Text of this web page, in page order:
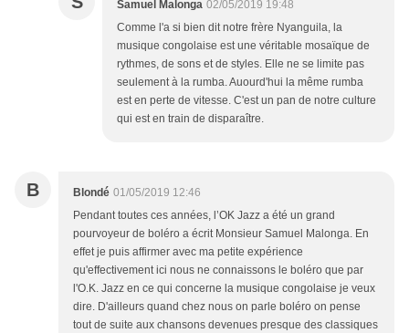
Samuel Malonga 02/05/2019 19:48
Comme l'a si bien dit notre frère Nyanguila, la
musique congolaise est une véritable mosaïque de
rythmes, de sons et de styles. Elle ne se limite pas
seulement à la rumba. Auourd'hui la même rumba
est en perte de vitesse. C'est un pan de notre culture
qui est en train de disparaître.
B Blondé 01/05/2019 12:46
Pendant toutes ces années, l’OK Jazz a été un grand
pourvoyeur de boléro a écrit Monsieur Samuel Malonga. En
effet je puis affirmer avec ma petite expérience
qu'effectivement ici nous ne connaissons le boléro que par
l'O.K. Jazz en ce qui concerne la musique congolaise je veux
dire. D'ailleurs quand chez nous on parle boléro on pense
tout de suite aux chansons devenues presque des classiques